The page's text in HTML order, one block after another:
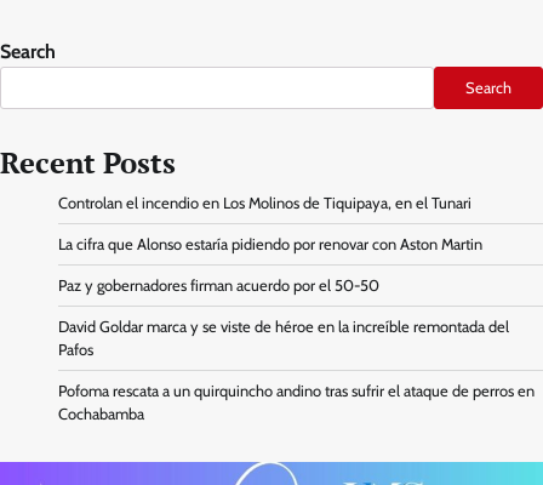
Search
Search
Recent Posts
Controlan el incendio en Los Molinos de Tiquipaya, en el Tunari
La cifra que Alonso estaría pidiendo por renovar con Aston Martin
Paz y gobernadores firman acuerdo por el 50-50
David Goldar marca y se viste de héroe en la increíble remontada del
Pafos
Pofoma rescata a un quirquincho andino tras sufrir el ataque de perros en
Cochabamba